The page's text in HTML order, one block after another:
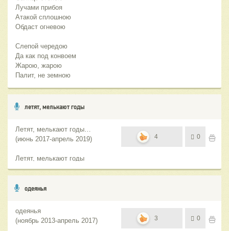
Лучами прибоя
Атакой сплошною
Обдаст огневою
Слепой чередою
Да как под конвоем
Жарою, жарою
Палит, не земною
летят, мелькают годы
Летят, мелькают годы…
(июнь 2017-апрель 2019)
Летят, мелькают годы
4 0
одеянья
одеянья
(ноябрь 2013-апрель 2017)
3 0